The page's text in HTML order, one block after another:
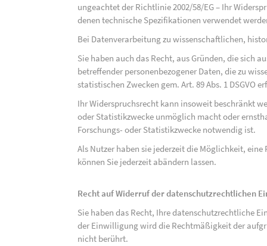
ungeachtet der Richtlinie 2002/58/EG – Ihr
denen technische Spezifikationen verwendet
Bei Datenverarbeitung zu wissenschaftlichen,
Sie haben auch das Recht, aus Gründen, die sich
betreffender personenbezogener Daten, die zu
statistischen Zwecken gem. Art. 89 Abs. 1 DSGVO
Ihr Widerspruchsrecht kann insoweit beschränkt
oder Statistikzwecke unmöglich macht oder
Forschungs- oder Statistikzwecke notwendig ist.
Als Nutzer haben sie jederzeit die Möglichkeit,
können Sie jederzeit abändern lassen.
Recht auf Widerruf der datenschutzrechtlichen
Sie haben das Recht, Ihre datenschutzrechtliche
der Einwilligung wird die Rechtmäßigkeit der
nicht berührt.